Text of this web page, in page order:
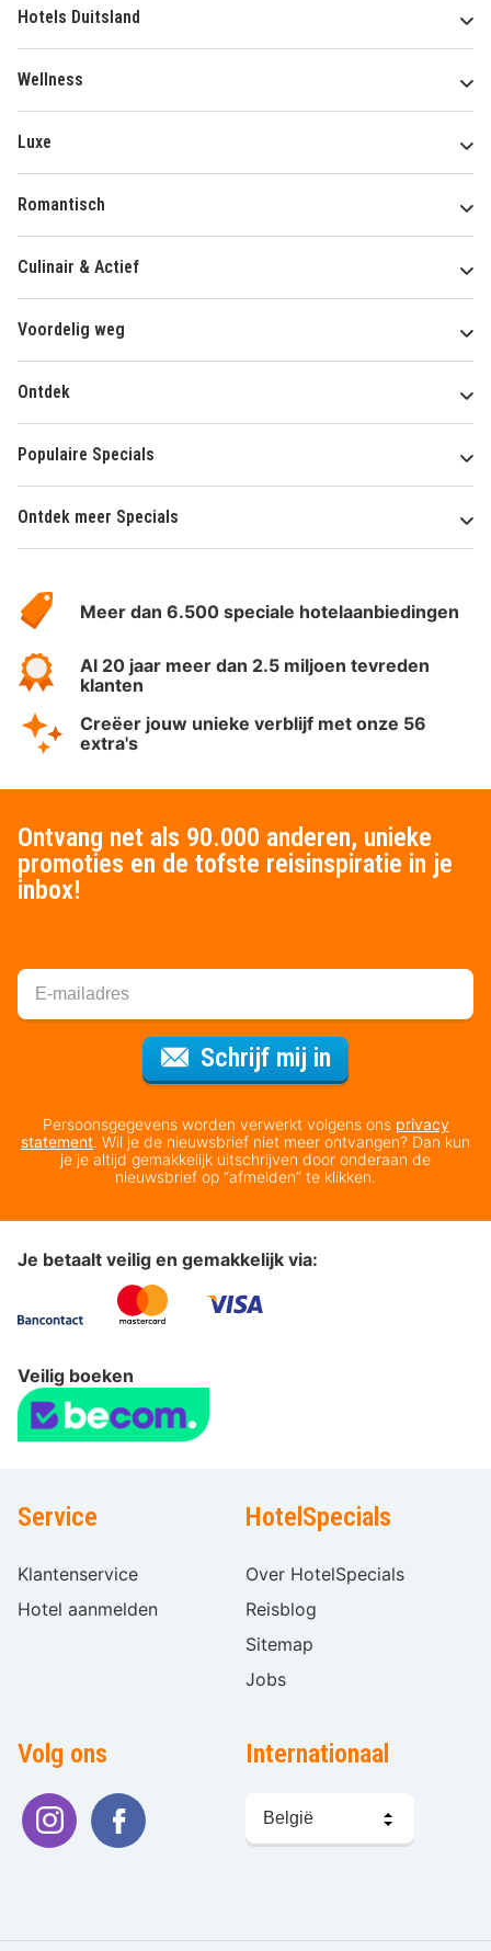
Hotels Duitsland
Wellness
Luxe
Romantisch
Culinair & Actief
Voordelig weg
Ontdek
Populaire Specials
Ontdek meer Specials
HotelSpecials
Meer dan 6.500 speciale hotelaanbiedingen
Al 20 jaar meer dan 2.5 miljoen tevreden
klanten
Creëer jouw unieke verblijf met onze 56
extra's
Ontvang net als 90.000 anderen, unieke
promoties en de tofste reisinspiratie in je
inbox!
Schrijf mij in
Persoonsgegevens worden verwerkt volgens ons privacy
statement. Wil je de nieuwsbrief niet meer ontvangen? Dan kun
je je altijd gemakkelijk uitschrijven door onderaan de
nieuwsbrief op “afmelden” te klikken.
Je betaalt veilig en gemakkelijk via:
Veilig boeken
Service
Klantenservice
Hotel aanmelden
HotelSpecials
Over HotelSpecials
Reisblog
Sitemap
Jobs
Volg ons Internationaal
kiezen